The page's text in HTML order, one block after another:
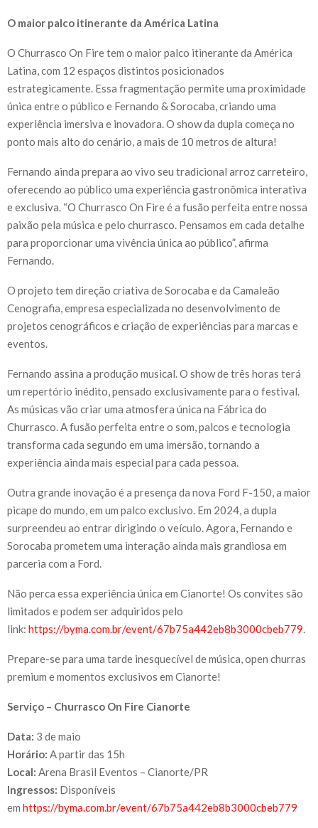
O maior palco itinerante da América Latina
O Churrasco On Fire tem o maior palco itinerante da América
Latina, com 12 espaços distintos posicionados
estrategicamente. Essa fragmentação permite uma proximidade
única entre o público e Fernando & Sorocaba, criando uma
experiência imersiva e inovadora. O show da dupla começa no
ponto mais alto do cenário, a mais de 10 metros de altura!
Fernando ainda prepara ao vivo seu tradicional arroz carreteiro,
oferecendo ao público uma experiência gastronômica interativa
e exclusiva. “O Churrasco On Fire é a fusão perfeita entre nossa
paixão pela música e pelo churrasco. Pensamos em cada detalhe
para proporcionar uma vivência única ao público”, afirma
Fernando.
O projeto tem direção criativa de Sorocaba e da Camaleão
Cenografia, empresa especializada no desenvolvimento de
projetos cenográficos e criação de experiências para marcas e
eventos.
Fernando assina a produção musical. O show de três horas terá
um repertório inédito, pensado exclusivamente para o festival.
As músicas vão criar uma atmosfera única na Fábrica do
Churrasco. A fusão perfeita entre o som, palcos e tecnologia
transforma cada segundo em uma imersão, tornando a
experiência ainda mais especial para cada pessoa.
Outra grande inovação é a presença da nova Ford F-150, a maior
picape do mundo, em um palco exclusivo. Em 2024, a dupla
surpreendeu ao entrar dirigindo o veículo. Agora, Fernando e
Sorocaba prometem uma interação ainda mais grandiosa em
parceria com a Ford.
Não perca essa experiência única em Cianorte! Os convites são
limitados e podem ser adquiridos pelo
link: https://byma.com.br/event/67b75a442eb8b3000cbeb779.
Prepare-se para uma tarde inesquecível de música, open churras
premium e momentos exclusivos em Cianorte!
Serviço – Churrasco On Fire Cianorte
Data: 3 de maio
Horário: A partir das 15h
Local: Arena Brasil Eventos – Cianorte/PR
Ingressos: Disponíveis
em https://byma.com.br/event/67b75a442eb8b3000cbeb779